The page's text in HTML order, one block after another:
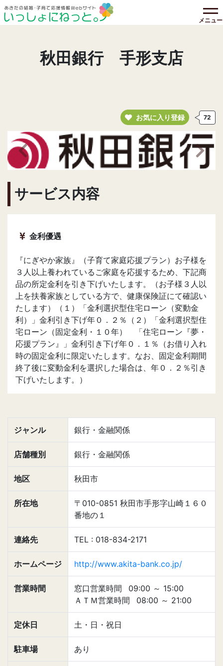
メニュー
秋田銀行 手形支店
お気に入り登録 72
前の画像へ 次の
サービス内容
金利優遇
『にぎやか家族』（子育て家庭応援プラン）お子様を
３人以上養われているご家庭を応援するため、下記商
品の所定金利を引き下げいたします。（お子様３人以
上を扶養家族としている方で、健康保険証にて確認い
たします）（１）「金利選択型住宅ローン（変動金
利）」金利引き下げ年０．２％（２）「金利選択型住
宅ローン（固定金利・１０年） 「住宅ローン『夢・
応援プラン』」金利引き下げ年０．１％（お借り入れ
時の固定金利に限定いたします。なお、固定金利期間
終了後に変動金利を選択した場合は、年０．２％引き
下げいたします。）
ジャンル 銀行・金融関係
店舗種別 銀行・金融関係
地区 秋田市
所在地
〒010-0851 秋田市手形字山崎１６０
番地の１
連絡先 TEL : 018-834-2171
ホームページ http://www.akita-bank.co.jp/
営業時間 窓口営業時間 09:00 ～ 15:00
ＡＴＭ営業時間
08:00 ～ 21:00
定休日 土・日・祝日
駐車場 あり